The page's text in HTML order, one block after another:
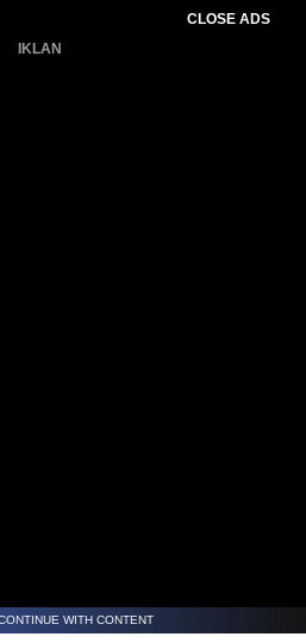
CLOSE ADS
IKLAN
WITH CONTENT